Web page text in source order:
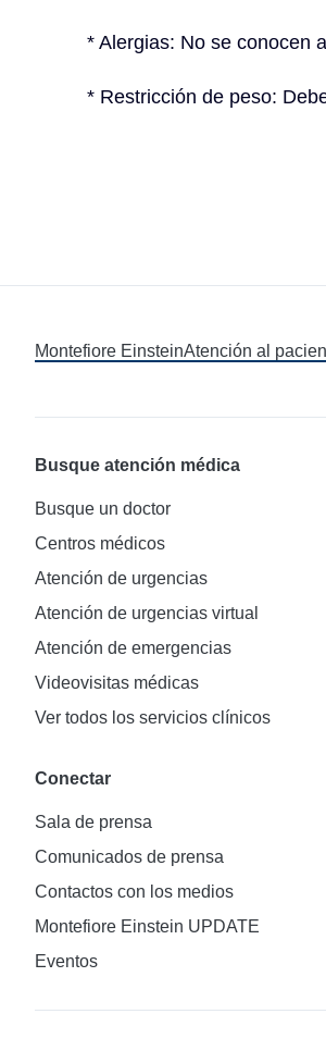
* Alergias: No se conocen
* Restricción de peso:
Montefiore EinsteinAtención al
Busque atención médica
Busque un doctor
Centros médicos
Atención de urgencias
Atención de urgencias virtual
Atención de emergencias
Videovisitas médicas
Ver todos los servicios clínicos
Conectar
Sala de prensa
Comunicados de prensa
Contactos con los medios
Montefiore Einstein UPDATE
Eventos